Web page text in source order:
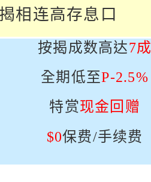
相连高存息口
按揭成数高达7成
全期低至P-2.5%
特赏现金回赠
$0保费/手续费